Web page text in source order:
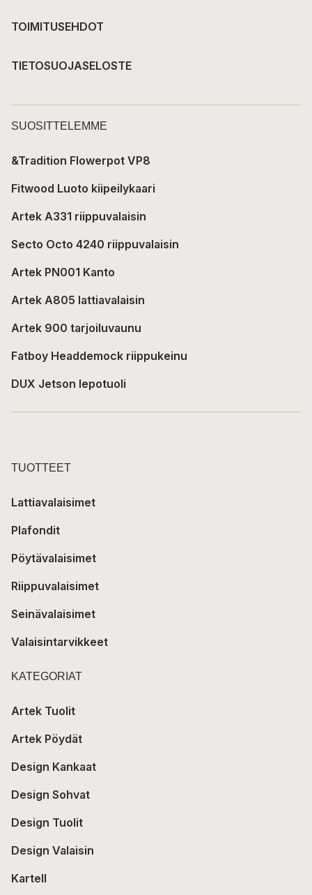
TOIMITUSEHDOT
TIETOSUOJASELOSTE
SUOSITTELEMME
&Tradition Flowerpot VP8
Fitwood Luoto kiipeilykaari
Artek A331 riippuvalaisin
Secto Octo 4240 riippuvalaisin
Artek PN001 Kanto
Artek A805 lattiavalaisin
Artek 900 tarjoiluvaunu
Fatboy Headdemock riippukeinu
DUX Jetson lepotuoli
TUOTTEET
Lattiavalaisimet
Plafondit
Pöytävalaisimet
Riippuvalaisimet
Seinävalaisimet
Valaisintarvikkeet
KATEGORIAT
Artek Tuolit
Artek Pöydät
Design Kankaat
Design Sohvat
Design Tuolit
Design Valaisin
Kartell